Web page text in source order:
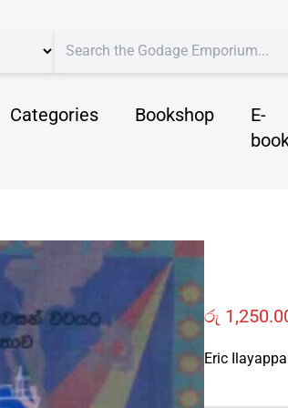
Categories Bookshop
E-
රු
Eric